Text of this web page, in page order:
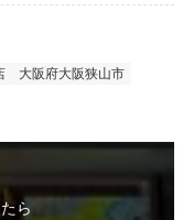
大阪府大阪狭山市
ら